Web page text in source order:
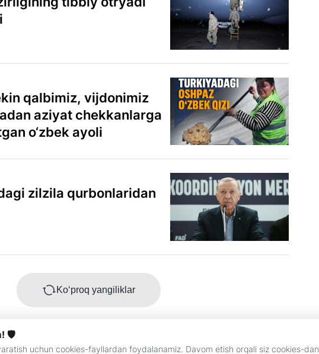
🛡
uchun cookies-fayllardan foydalanamiz. Davom etish orqali siz cookies-dan
qalbimiz, vijdonimiz
aziyat chekkanlarga
o‘zbek ayoli
zilzila qurbonlaridan
Ko‘proq yangiliklar